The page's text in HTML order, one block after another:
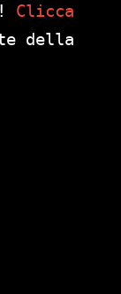
Clicca
della